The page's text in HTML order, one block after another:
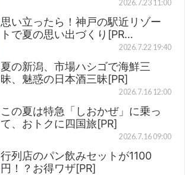
2026.7.23 11:00
思い立ったら！神戸の駅近リゾー
トで夏の思い出づくり[PR…
2026.7.22 19:40
夏の新潟、市場ハシゴで海鮮三
昧、魅惑の日本酒三昧[PR]
2026.7.16 12:00
この夏は特急「しおかぜ」に乗っ
て、おトクに四国旅[PR]
2026.7.16 09:00
行列店のパン飲みセットが1100
円！？お得ワザ[PR]